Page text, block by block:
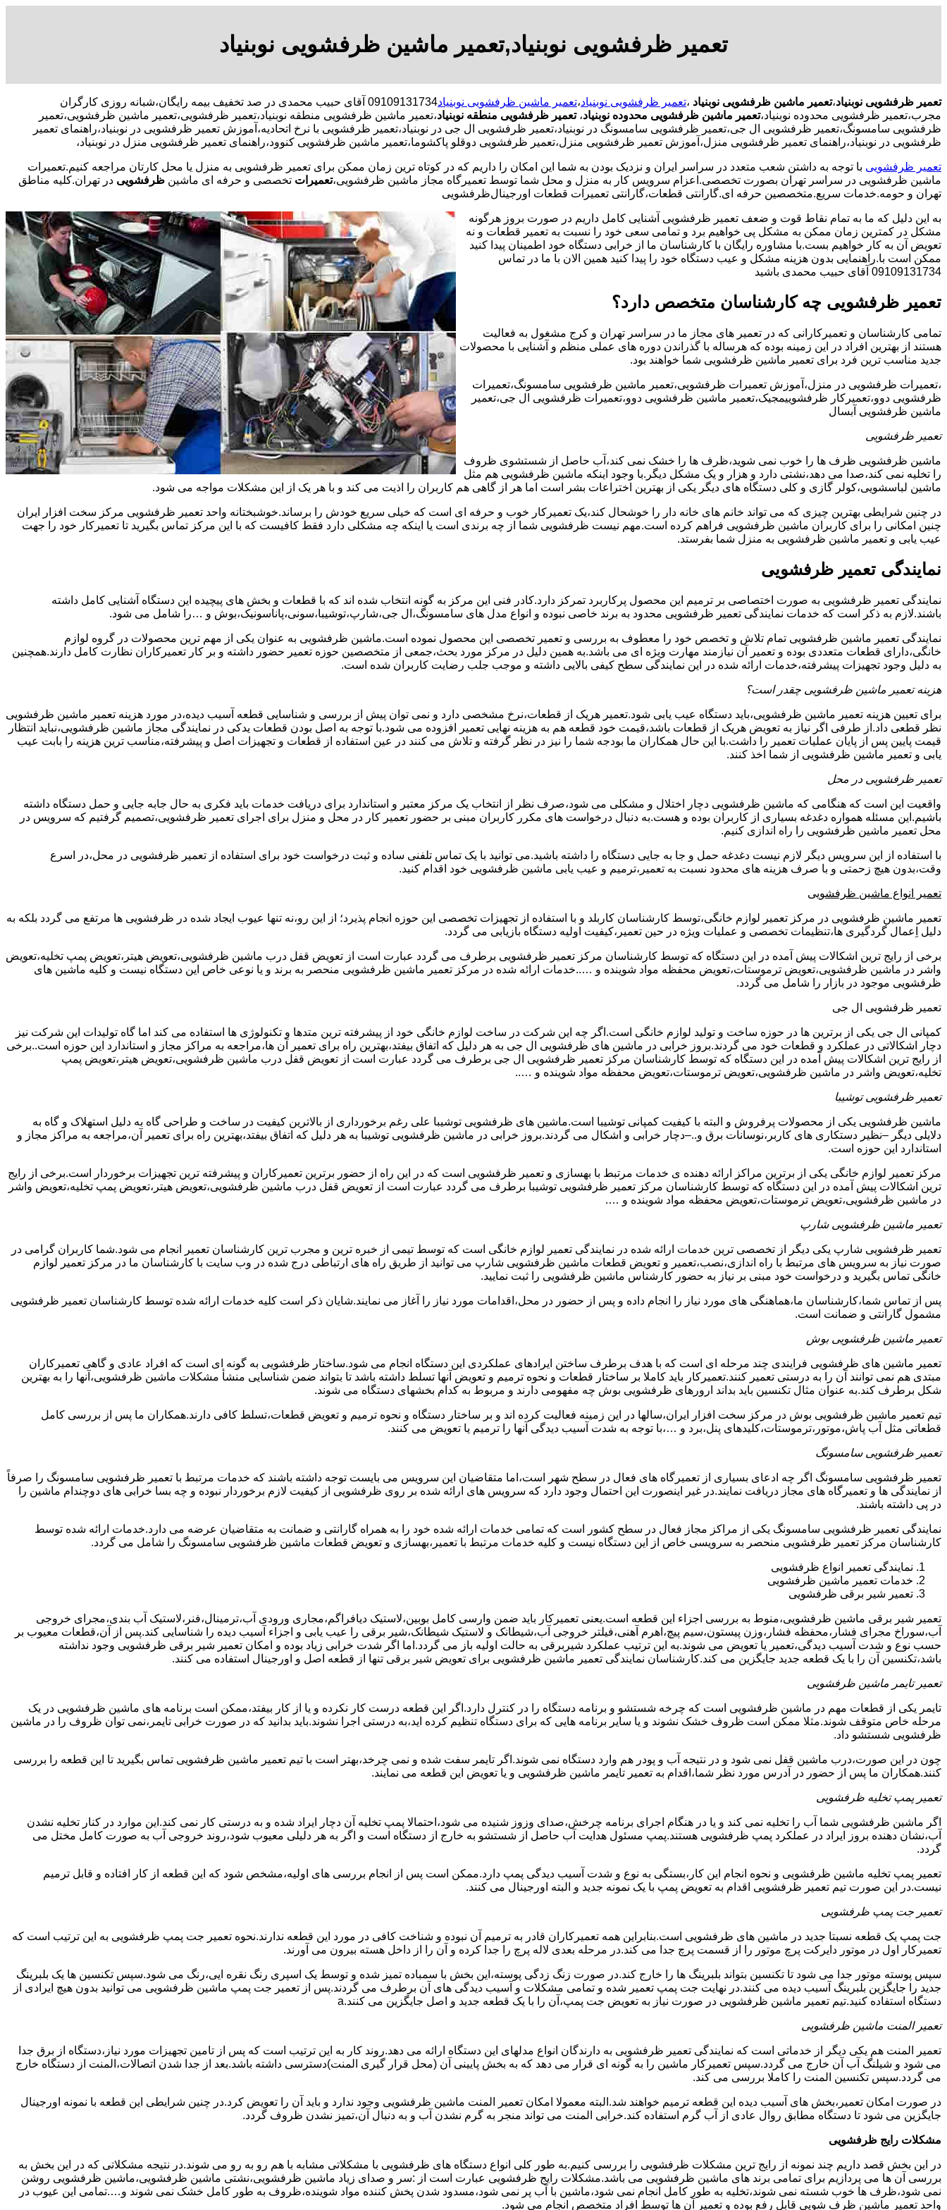
تعمیر ظرفشویی نوبنیاد,تعمیر ماشین ظرفشویی نوبنیاد
تعمیر ظرفشویی نوبنیاد،تعمیر ماشین ظرفشویی نوبنیاد ،تعمیر ظرفشویی نوبنیاد،تعمیر ماشین ظرفشویی نوبنیاد
09109131734 آقای حبیب محمدی در صد تخفیف بیمه رایگان،شبانه روزی کارگران
مجرب،تعمیر ظرفشویی محدوده نوبنیاد،تعمیر ماشین ظرفشویی محدوده نوبنیاد، تعمیر ظرفشویی منطقه نوبنیاد،تعمیر ماشین ظرفشویی منطقه نوبنیاد،تعمیر ظرفشویی،تعمیر ماشین ظرفشویی،تعمیر
ظرفشویی سامسونگ،تعمیر ظرفشویی ال جی،تعمیر ظرفشویی سامسونگ در نوبنیاد،تعمیر ظرفشویی ال جی در نوبنیاد،تعمیر ظرفشویی با نرخ اتحادیه،آموزش تعمیر ظرفشویی در نوبنیاد،راهنمای تعمیر
ظرفشویی در نوبنیاد،راهنمای تعمیر ظرفشویی منزل،آموزش تعمیر ظرفشویی منزل،تعمیر ظرفشویی دوقلو پاکشوما،تعمیر ماشین ظرفشویی کنوود،راهنمای تعمیر ظرفشویی منزل در نوبنیاد،
تعمیر ظرفشویی با توجه به داشتن شعب متعدد در سراسر ایران و نزدیک بودن به شما این امکان را داریم که در کوتاه ترین زمان ممکن برای تعمیر ظرفشویی به منزل یا محل کارتان مراجعه کنیم.تعمیرات
ماشین ظرفشویی در سراسر تهران بصورت تخصصی.اعزام سرویس کار به منزل و محل شما توسط تعمیرگاه مجاز ماشین ظرفشویی،تعمیرات تخصصی و حرفه ای ماشین ظرفشویی در تهران.کلیه مناطق
تهران و حومه.خدمات سریع.متخصصین حرفه ای.گارانتی قطعات،گارانتی تعمیرات قطعات اورجینالظرفشویی
به این دلیل که ما به تمام نقاط قوت و ضعف تعمیر ظرفشویی آشنایی کامل داریم در صورت بروز هرگونه
مشکل در کمترین زمان ممکن به مشکل پی خواهیم برد و تمامی سعی خود را نسبت به تعمیر قطعات و نه
تعویض آن به کار خواهیم بست.با مشاوره رایگان با کارشناسان ما از خرابی دستگاه خود اطمینان پیدا کنید
ممکن است با.راهنمایی بدون هزینه مشکل و عیب دستگاه خود را پیدا کنید همین الان با ما در تماس
09109131734 آقای حبیب محمدی باشید
تعمیر ظرفشویی چه کارشناسان متخصص دارد؟
تمامی کارشناسان و تعمیرکارانی که در تعمیر های مجاز ما در سراسر تهران و کرج مشغول به فعالیت
هستند از بهترین افراد در این زمینه بوده که هرساله با گذراندن دوره های عملی منظم و آشنایی با محصولات
جدید مناسب ترین فرد برای تعمیر ماشین ظرفشویی شما خواهند بود.
،تعمیرات ظرفشویی در منزل،آموزش تعمیرات ظرفشویی،تعمیر ماشین ظرفشویی سامسونگ،تعمیرات
ظرفشویی دوو،تعمیرکار ظرفشوییمجیک،تعمیر ماشین ظرفشویی دوو،تعمیرات ظرفشویی ال جی،تعمیر
ماشین ظرفشویی آبسال
تعمیر ظرفشویی
ماشین ظرفشویی ظرف ها را خوب نمی شوید،ظرف ها را خشک نمی کند،آب حاصل از شستشوی ظروف
را تخلیه نمی کند،صدا می دهد،نشتی دارد و هزار و یک مشکل دیگر.با وجود اینکه ماشین ظرفشویی هم مثل
ماشین لباسشویی،کولر گازی و کلی دستگاه های دیگر یکی از بهترین اختراعات بشر است اما هر از گاهی هم کاربران را اذیت می کند و با هر یک از این مشکلات مواجه می شود.
در چنین شرایطی بهترین چیزی که می تواند خانم های خانه دار را خوشحال کند،یک تعمیرکار خوب و حرفه ای است که خیلی سریع خودش را برساند.خوشبختانه واحد تعمیر ظرفشویی مرکز سخت افزار ایران
چنین امکانی را برای کاربران ماشین ظرفشویی فراهم کرده است.مهم نیست ظرفشویی شما از چه برندی است یا اینکه چه مشکلی دارد فقط کافیست که با این مرکز تماس بگیرید تا تعمیرکار خود را جهت
عیب یابی و تعمیر ماشین ظرفشویی به منزل شما بفرستد.
نمایندگی تعمیر ظرفشویی
نمایندگی تعمیر ظرفشویی به صورت اختصاصی بر ترمیم این محصول پرکاربرد تمرکز دارد.کادر فنی این مرکز به گونه انتخاب شده اند که با قطعات و بخش های پیچیده این دستگاه آشنایی کامل داشته
باشند.لازم به ذکر است که خدمات نمایندگی تعمیر ظرفشویی محدود به برند خاصی نبوده و انواع مدل های سامسونگ،ال جی،شارپ،توشیبا،سونی،پاناسونیک،بوش و …را شامل می شود.
نمایندگی تعمیر ماشین ظرفشویی تمام تلاش و تخصص خود را معطوف به بررسی و تعمیر تخصصی این محصول نموده است.ماشین ظرفشویی به عنوان یکی از مهم ترین محصولات در گروه لوازم
خانگی،دارای قطعات متعددی بوده و تعمیر آن نیازمند مهارت ویژه ای می باشد.به همین دلیل در مرکز مورد بحث،جمعی از متخصصین حوزه تعمیر حضور داشته و بر کار تعمیرکاران نظارت کامل دارند.همچنین
به دلیل وجود تجهیزات پیشرفته،خدمات ارائه شده در این نمایندگی سطح کیفی بالایی داشته و موجب جلب رضایت کاربران شده است.
هزینه تعمیر ماشین ظرفشویی چقدر است؟
برای تعیین هزینه تعمیر ماشین ظرفشویی،باید دستگاه عیب یابی شود.تعمیر هریک از قطعات،نرخ مشخصی دارد و نمی توان پیش از بررسی و شناسایی قطعه آسیب دیده،در مورد هزینه تعمیر ماشین ظرفشویی
نظر قطعی داد.از طرفی اگر نیاز به تعویض هریک از قطعات باشد،قیمت خود قطعه هم به هزینه نهایی تعمیر افزوده می شود.با توجه به اصل بودن قطعات یدکی در نمایندگی مجاز ماشین ظرفشویی،نباید انتظار
قیمت پایین پس از پایان عملیات تعمیر را داشت.با این حال همکاران ما بودجه شما را نیز در نظر گرفته و تلاش می کنند در عین استفاده از قطعات و تجهیزات اصل و پیشرفته،مناسب ترین هزینه را بابت عیب
یابی و تعمیر ماشین ظرفشویی از شما اخذ کنند.
تعمیر ظرفشویی در محل
واقعیت این است که هنگامی که ماشین ظرفشویی دچار اختلال و مشکلی می شود،صرف نظر از انتخاب یک مرکز معتبر و استاندارد برای دریافت خدمات باید فکری به حال جابه جایی و حمل دستگاه داشته
باشیم.این مسئله همواره دغدغه بسیاری از کاربران بوده و هست.به دنبال درخواست های مکرر کاربران مبنی بر حضور تعمیر کار در محل و منزل برای اجرای تعمیر ظرفشویی،تصمیم گرفتیم که سرویس در
محل تعمیر ماشین ظرفشویی را راه اندازی کنیم.
با استفاده از این سرویس دیگر لازم نیست دغدغه حمل و جا به جایی دستگاه را داشته باشید.می توانید با یک تماس تلفنی ساده و ثبت درخواست خود برای استفاده از تعمیر ظرفشویی در محل،در اسرع
وقت،بدون هیچ زحمتی و با صرف هزینه های محدود نسبت به تعمیر،ترمیم و عیب یابی ماشین ظرفشویی خود اقدام کنید.
تعمیر انواع ماشین ظرفشویی
تعمیر ماشین ظرفشویی در مرکز تعمیر لوازم خانگی،توسط کارشناسان کاربلد و با استفاده از تجهیزات تخصصی این حوزه انجام پذیرد؛ از این رو،نه تنها عیوب ایجاد شده در ظرفشویی ها مرتفع می گردد بلکه به
دلیل اِعمال گردگیری ها،تنظیمات تخصصی و عملیات ویژه در حین تعمیر،کیفیت اولیه دستگاه بازیابی می گردد.
برخی از رایج ترین اشکالات پیش آمده در این دستگاه که توسط کارشناسان مرکز تعمیر ظرفشویی برطرف می گردد عبارت است از تعویض قفل درب ماشین ظرفشویی،تعویض هیتر،تعویض پمپ تخلیه،تعویض
واشر در ماشین ظرفشویی،تعویض ترموستات،تعویض محفظه مواد شوینده و …..خدمات ارائه شده در مرکز تعمیر ماشین ظرفشویی منحصر به برند و یا نوعی خاص این دستگاه نیست و کلیه ماشین های
ظرفشویی موجود در بازار را شامل می گردد.
تعمیر ظرفشویی ال جی
کمپانی ال جی یکی از برترین ها در حوزه ساخت و تولید لوازم خانگی است.اگر چه این شرکت در ساخت لوازم خانگی خود از پیشرفته ترین متدها و تکنولوژی ها استفاده می کند اما گاه تولیدات این شرکت نیز
دچار اشکالاتی در عملکرد و قطعات خود می گردند.بروز خرابی در ماشین های ظرفشویی ال جی به هر دلیل که اتفاق بیفتد،بهترین راه برای تعمیر آن ها،مراجعه به مراکز مجاز و استاندارد این حوزه است..برخی
از رایج ترین اشکالات پیش آمده در این دستگاه که توسط کارشناسان مرکز تعمیر ظرفشویی ال جی برطرف می گردد عبارت است از تعویض قفل درب ماشین ظرفشویی،تعویض هیتر،تعویض پمپ
تخلیه،تعویض واشر در ماشین ظرفشویی،تعویض ترموستات،تعویض محفظه مواد شوینده و …..
تعمیر ظرفشویی توشیبا
ماشین ظرفشویی یکی از محصولات پرفروش و البته با کیفیت کمپانی توشیبا است.ماشین های ظرفشویی توشیبا علی رغم برخورداری از بالاترین کیفیت در ساخت و طراحی گاه به دلیل استهلاک و گاه به
دلایلی دیگر –نظیر دستکاری های کاربر،نوسانات برق و..–دچار خرابی و اشکال می گردند.بروز خرابی در ماشین ظرفشویی توشیبا به هر دلیل که اتفاق بیفتد،بهترین راه برای تعمیر آن،مراجعه به مراکز مجاز و
استاندارد این حوزه است.
مرکز تعمیر لوازم خانگی یکی از برترین مراکز ارائه دهنده ی خدمات مرتبط با بهسازی و تعمیر ظرفشویی است که در این راه از حضور برترین تعمیرکاران و پیشرفته ترین تجهیزات برخوردار است.برخی از رایج
ترین اشکالات پیش آمده در این دستگاه که توسط کارشناسان مرکز تعمیر ظرفشویی توشیبا برطرف می گردد عبارت است از تعویض قفل درب ماشین ظرفشویی،تعویض هیتر،تعویض پمپ تخلیه،تعویض واشر
در ماشین ظرفشویی،تعویض ترموستات،تعویض محفظه مواد شوینده و ….
تعمیر ماشین ظرفشویی شارپ
تعمیر ظرفشویی شارپ یکی دیگر از تخصصی ترین خدمات ارائه شده در نمایندگی تعمیر لوازم خانگی است که توسط تیمی از خبره ترین و مجرب ترین کارشناسان تعمیر انجام می شود.شما کاربران گرامی در
صورت نیاز به سرویس های مرتبط با راه اندازی،نصب،تعمیر و تعویض قطعات ماشین ظرفشویی شارپ می توانید از طریق راه های ارتباطی درج شده در وب سایت با کارشناسان ما در مرکز تعمیر لوازم
خانگی تماس بگیرید و درخواست خود مبنی بر نیاز به حضور کارشناس ماشین ظرفشویی را ثبت نمایید.
پس از تماس شما،کارشناسان ما،هماهنگی های مورد نیاز را انجام داده و پس از حضور در محل،اقدامات مورد نیاز را آغاز می نمایند.شایان ذکر است کلیه خدمات ارائه شده توسط کارشناسان تعمیر ظرفشویی
مشمول گارانتی و ضمانت است.
تعمیر ماشین ظرفشویی بوش
تعمیر ماشین های ظرفشویی فرایندی چند مرحله ای است که با هدف برطرف ساختن ایرادهای عملکردی این دستگاه انجام می شود.ساختار ظرفشویی به گونه ای است که افراد عادی و گاهی تعمیرکاران
مبتدی هم نمی توانند آن را به درستی تعمیر کنند.تعمیرکار باید کاملا بر ساختار قطعات و نحوه ترمیم و تعویض آنها تسلط داشته باشد تا بتواند ضمن شناسایی منشأ مشکلات ماشین ظرفشویی،آنها را به بهترین
شکل برطرف کند.به عنوان مثال تکنسین باید بداند ارورهای ظرفشویی بوش چه مفهومی دارند و مربوط به کدام بخشهای دستگاه می شوند.
تیم تعمیر ماشین ظرفشویی بوش در مرکز سخت افزار ایران،سالها در این زمینه فعالیت کرده اند و بر ساختار دستگاه و نحوه ترمیم و تعویض قطعات،تسلط کافی دارند.همکاران ما پس از بررسی کامل
قطعاتی مثل آب پاش،موتور،ترموستات،کلیدهای پنل،برد و …،با توجه به شدت آسیب دیدگی آنها را ترمیم یا تعویض می کنند.
تعمیر ظرفشویی سامسونگ
تعمیر ظرفشویی سامسونگ اگر چه ادعای بسیاری از تعمیرگاه های فعال در سطح شهر است،اما متقاضیان این سرویس می بایست توجه داشته باشند که خدمات مرتبط با تعمیر ظرفشویی سامسونگ را صرفاً
از نمایندگی ها و تعمیرگاه های مجاز دریافت نمایند.در غیر اینصورت این احتمال وجود دارد که سرویس های ارائه شده بر روی ظرفشویی از کیفیت لازم برخوردار نبوده و چه بسا خرابی های دوچندام ماشین را
در پی داشته باشند.
نمایندگی تعمیر ظرفشویی سامسونگ یکی از مراکز مجاز فعال در سطح کشور است که تمامی خدمات ارائه شده خود را به همراه گارانتی و ضمانت به متقاضیان عرضه می دارد.خدمات ارائه شده توسط
کارشناسان مرکز تعمیر ظرفشویی منحصر به سرویسی خاص از این دستگاه نیست و کلیه خدمات مرتبط با تعمیر،بهسازی و تعویض قطعات ماشین ظرفشویی سامسونگ را شامل می گردد.
نمایندگی تعمیر انواع ظرفشویی
خدمات تعمیر ماشین ظرفشویی
تعمیر شیر برقی ظرفشویی
تعمیر شیر برقی ماشین ظرفشویی،منوط به بررسی اجزاء این قطعه است.یعنی تعمیرکار باید ضمن وارسی کامل بوبین،لاستیک دیافراگم،مجاری ورودی آب،ترمینال،فنر،لاستیک آب بندی،مجرای خروجی
آب،سوراخ مجرای فشار،محفظه فشار،وزن پیستون،سیم پیچ،اهرم آهنی،فیلتر خروجی آب،شیطانک و لاستیک شیطانک،شیر برقی را عیب یابی و اجزاء آسیب دیده را شناسایی کند.پس از آن،قطعات معیوب بر
حسب نوع و شدت آسیب دیدگی،تعمیر یا تعویض می شوند.به این ترتیب عملکرد شیربرقی به حالت اولیه باز می گردد.اما اگر شدت خرابی زیاد بوده و امکان تعمیر شیر برقی ظرفشویی وجود نداشته
باشد،تکنسین آن را با یک قطعه جدید جایگزین می کند.کارشناسان نمایندگی تعمیر ماشین ظرفشویی برای تعویض شیر برقی تنها از قطعه اصل و اورجینال استفاده می کنند.
تعمیر تایمر ماشین ظرفشویی
تایمر یکی از قطعات مهم در ماشین ظرفشویی است که چرخه شستشو و برنامه دستگاه را در کنترل دارد.اگر این قطعه درست کار نکرده و یا از کار بیفتد،ممکن است برنامه های ماشین ظرفشویی در یک
مرحله خاص متوقف شوند.مثلا ممکن است ظروف خشک نشوند و یا سایر برنامه هایی که برای دستگاه تنظیم کرده اید،به درستی اجرا نشوند.باید بدانید که در صورت خرابی تایمر،نمی توان ظروف را در ماشین
ظرفشویی شستشو داد.
چون در این صورت،درب ماشین قفل نمی شود و در نتیجه آب و پودر هم وارد دستگاه نمی شوند.اگر تایمر سفت شده و نمی چرخد،بهتر است با تیم تعمیر ماشین ظرفشویی تماس بگیرید تا این قطعه را بررسی
کنند.همکاران ما پس از حضور در آدرس مورد نظر شما،اقدام به تعمیر تایمر ماشین ظرفشویی و یا تعویض این قطعه می نمایند.
تعمیر پمپ تخلیه ظرفشویی
اگر ماشین ظرفشویی شما آب را تخلیه نمی کند و یا در هنگام اجرای برنامه چرخش،صدای وزوز شنیده می شود،احتمالا پمپ تخلیه آن دچار ایراد شده و به درستی کار نمی کند.این موارد در کنار تخلیه نشدن
آب،نشان دهنده بروز ایراد در عملکرد پمپ ظرفشویی هستند.پمپ مسئول هدایت آب حاصل از شستشو به خارج از دستگاه است و اگر به هر دلیلی معیوب شود،روند خروجی آب به صورت کامل مختل می
گردد.
تعمیر پمپ تخلیه ماشین ظرفشویی و نحوه انجام این کار،بستگی به نوع و شدت آسیب دیدگی پمپ دارد.ممکن است پس از انجام بررسی های اولیه،مشخص شود که این قطعه از کار افتاده و قابل ترمیم
نیست.در این صورت تیم تعمیر ظرفشویی اقدام به تعویض پمپ با یک نمونه جدید و البته اورجینال می کنند.
تعمیر جت پمپ ظرفشویی
جت پمپ یک قطعه نسبتا جدید در ماشین های ظرفشویی است.بنابراین همه تعمیرکاران قادر به ترمیم آن نبوده و شناخت کافی در مورد این قطعه ندارند.نحوه تعمیر جت پمپ ظرفشویی به این ترتیب است که
تعمیرکار اول در موتور دایرکت پرچ موتور را از قسمت پرچ جدا می کند.در مرحله بعدی لاله پرچ را جدا کرده و آن را از داخل هسته بیرون می آورند.
سپس پوسته موتور جدا می شود تا تکنسین بتواند بلبرینگ ها را خارج کند.در صورت زنگ زدگی پوسته،این بخش با سمباده تمیز شده و توسط یک اسپری رنگ نقره ایی،رنگ می شود.سپس تکنسین ها یک بلبرینگ
جدید را جایگزین بلبرینگ آسیب دیده می کنند.در نهایت جت پمپ تعمیر شده و تمامی مشکلات و آسیب دیدگی های آن برطرف می گردند.پس از تعمیر جت پمپ ماشین ظرفشویی می توانید بدون هیچ ایرادی از
دستگاه استفاده کنید.تیم تعمیر ماشین ظرفشویی در صورت نیاز به تعویض جت پمپ،آن را با یک قطعه جدید و اصل جایگزین می کنند.a
تعمیر المنت ماشین ظرفشویی
تعمیر المنت هم یکی دیگر از خدماتی است که نمایندگی تعمیر ظرفشویی به دارندگان انواع مدلهای این دستگاه ارائه می دهد.روند کار به این ترتیب است که پس از تامین تجهیزات مورد نیاز،دستگاه از برق جدا
می شود و شیلنگ آب آن خارج می گردد.سپس تعمیرکار ماشین را به گونه ای قرار می دهد که به بخش پایینی آن (محل قرار گیری المنت)دسترسی داشته باشد.بعد از جدا شدن اتصالات،المنت از دستگاه خارج
می گردد.سپس تکنسین المنت را کاملا بررسی می کند.
در صورت امکان تعمیر،بخش های آسیب دیده این قطعه ترمیم خواهند شد.البته معمولا امکان تعمیر المنت ماشین ظرفشویی وجود ندارد و باید آن را تعویض کرد.در چنین شرایطی این قطعه با نمونه اورجینال
جایگزین می شود تا دستگاه مطابق روال عادی از آب گرم استفاده کند.خرابی المنت می تواند منجر به گرم نشدن آب و به دنبال آن،تمیز نشدن ظروف گردد.
مشکلات رایج ظرفشویی
در این بخش قصد داریم چند نمونه از رایج ترین مشکلات ظرفشویی را بررسی کنیم.به طور کلی انواع دستگاه های ظرفشویی با مشکلاتی مشابه با هم رو به رو می شوند.در نتیجه مشکلاتی که در این بخش به
بررسی آن ها می پردازیم برای تمامی برند های ماشین ظرفشویی می باشد.مشکلات رایج ظرفشویی عبارت است از :سر و صدای زیاد ماشین ظرفشویی،نشتی ماشین ظرفشویی،ماشین ظرفشویی روشن
نمی شود،ظرف ها خوب شسته نمی شوند،تخلیه به طور کامل انجام نمی شود،ماشین با آب پر نمی شود،مسدود شدن پخش کننده مواد شوینده،ظروف به طور کامل خشک نمی شوند و….تمامی این عیوب در
واحد تعمیر ماشین ظرف شویی قابل رفع بوده و تعمیر آن ها توسط افراد متخصص انجام می شود.